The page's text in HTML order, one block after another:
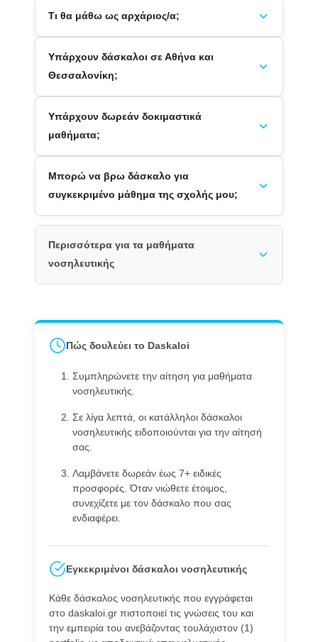
Τι θα μάθω ως αρχάριος/α;
Υπάρχουν δάσκαλοι σε Αθήνα και
Θεσσαλονίκη;
Υπάρχουν δωρεάν δοκιμαστικά
μαθήματα;
Μπορώ να βρω δάσκαλο για
συγκεκριμένο μάθημα της σχολής μου;
Περισσότερα για τα μαθήματα
νοσηλευτικής
Πώς δουλεύει το Daskaloi
Συμπληρώνετε την αίτηση για μαθήματα
νοσηλευτικής.
Σε λίγα λεπτά, οι κατάλληλοι δάσκαλοι
νοσηλευτικής ειδοποιούνται για την αίτησή
σας.
Λαμβάνετε δωρεάν έως 7+ ειδικές
προσφορές. Όταν νιώθετε έτοιμος,
συνεχίζετε με τον δάσκαλο που σας
ενδιαφέρει.
Εγκεκριμένοι δάσκαλοι νοσηλευτικής
Κάθε δάσκαλος νοσηλευτικής που εγγράφεται
στο daskaloi.gr πιστοποιεί τις γνώσεις του και
την εμπειρία του ανεβάζοντας τουλάχιστον (1)